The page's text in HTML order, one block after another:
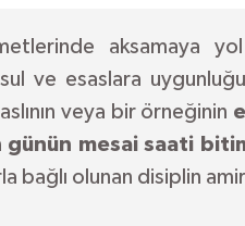
aksamaya
ve esaslara
veya bir örneğinin
mesai saati
bağlı olunan disiplin